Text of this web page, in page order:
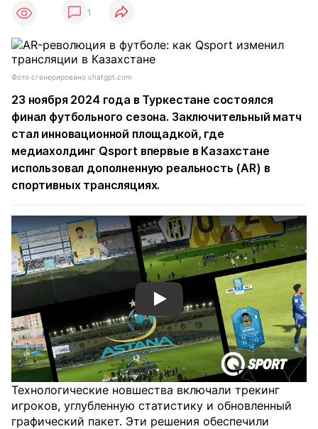
1
Фото сгенерировано chatgpt.com
23 ноября 2024 года в Туркестане состоялся
финал футбольного сезона. Заключительный матч
стал инновационной площадкой, где
медиахолдинг Qsport впервые в Казахстане
использовал дополненную реальность (AR) в
спортивных трансляциях.
Смотреть видео YouTube
Технологические новшества включали трекинг
игроков, углубленную статистику и обновленный
графический пакет. Эти решения обеспечили